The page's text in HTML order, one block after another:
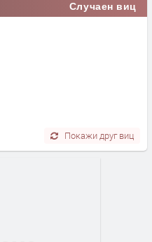
Случаен виц
Покажи друг виц